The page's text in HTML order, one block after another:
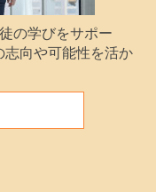
の学びをサポー
志向や可能性を活か